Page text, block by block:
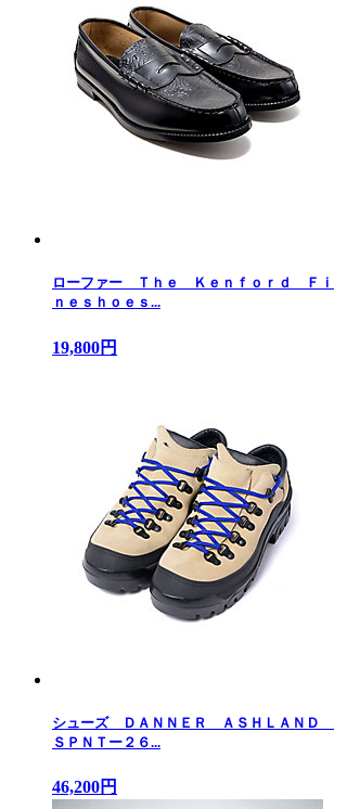
ローファー Ｔｈｅ Ｋｅｎｆｏｒｄ Ｆｉ
ｎｅｓｈｏｅｓ...
19,800円
シューズ ＤＡＮＮＥＲ ＡＳＨＬＡＮＤ
ＳＰＮＴー２６...
46,200円